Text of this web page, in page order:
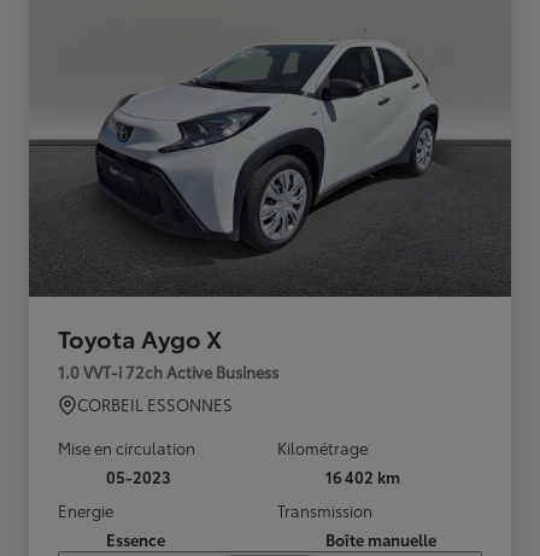
Toyota Aygo X
1.0 VVT-i 72ch Active Business
CORBEIL ESSONNES
Mise en circulation
05-2023
Kilométrage
16 402 km
Energie
Essence
Transmission
Boîte manuelle